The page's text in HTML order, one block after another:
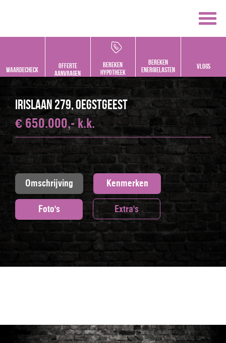
Irislaan 279, OEGSTGEEST
€ 650.000,- k.k.
Omschrijving Kenmerken
Foto's Extra's
Waardecheck
offerte
aanvragen
bereken
hypotheek
Bereken
energielasten
vlogs